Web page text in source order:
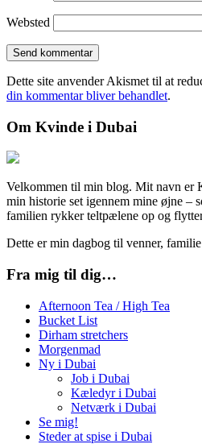
Websted
Dette site anvender Akismet til at
din kommentar bliver behandlet.
Om Kvinde i Dubai
Velkommen til min blog. Mit navn er
min historie set igennem mine øjne –
familien rykker teltpælene op og
Dette er min dagbog til venner,
Fra mig til dig…
Afternoon Tea / High Tea
Bucket List
Dirham stretchers
Morgenmad
Ny i Dubai
Job i Dubai
Kæledyr i Dubai
Netværk i Dubai
Se mig!
Steder at spise i Dubai